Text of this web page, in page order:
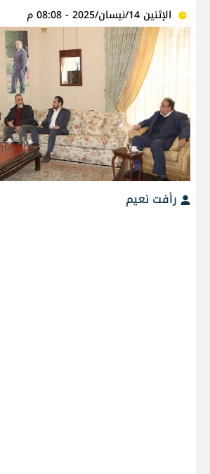
الإثنين 14/نيسان/2025 - 08:08 م
رأفت نعيم